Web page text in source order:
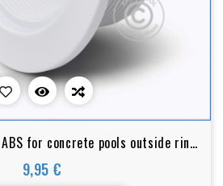
for concrete pools outside ring
2 inch
9,95 €
Preis